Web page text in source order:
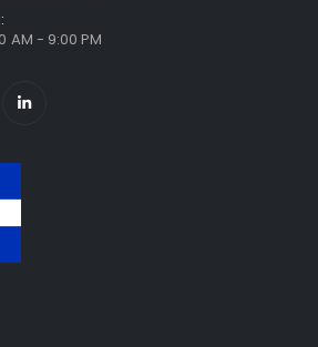
AM - 9:00 PM